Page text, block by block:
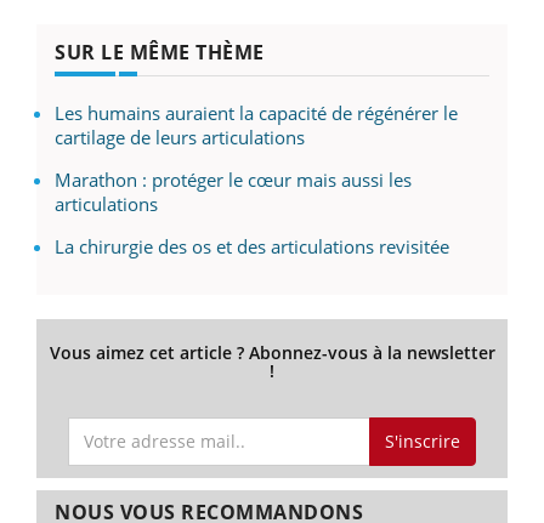
SUR LE MÊME THÈME
Les humains auraient la capacité de régénérer le
cartilage de leurs articulations
Marathon : protéger le cœur mais aussi les
articulations
La chirurgie des os et des articulations revisitée
Vous aimez cet article ? Abonnez-vous à la newsletter
!
S'inscrire
NOUS VOUS RECOMMANDONS